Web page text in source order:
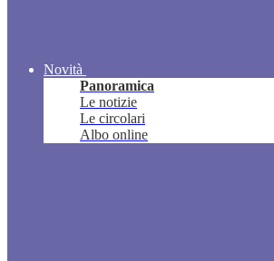
Novità
Panoramica
Le notizie
Le circolari
Albo online